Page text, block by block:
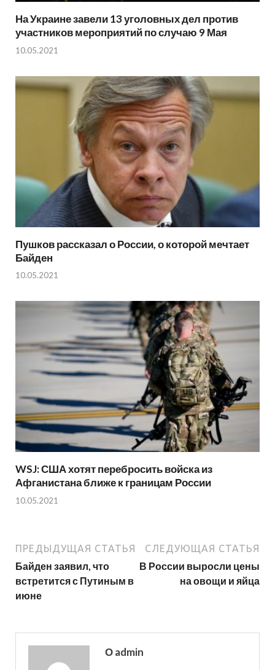
На Украине завели 13 уголовных дел против
участников мероприятий по случаю 9 Мая
10.05.2021
Пушков рассказал о России, о которой мечтает
Байден
10.05.2021
WSJ: США хотят перебросить войска из
Афганистана ближе к границам России
10.05.2021
ПРЕДЫДУЩАЯ СТАТЬЯ
Байден заявил, что
встретится с Путиным в
июне
СЛЕДУЮЩАЯ СТАТЬЯ
В России выросли цены
на овощи и яйца
О admin